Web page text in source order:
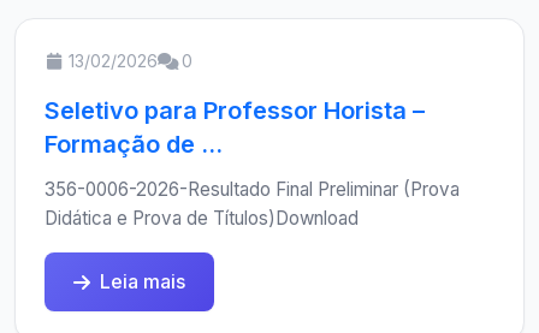
13/02/2026 0
Seletivo para Professor Horista –
Formação de ...
356-0006-2026-Resultado Final Preliminar (Prova
Didática e Prova de Títulos)Download
Leia mais